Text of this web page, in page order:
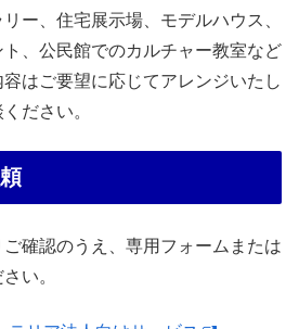
ー、住宅展示場、モデルハウス、
、公民館でのカルチャー教室など
はご要望に応じてアレンジいたし
ださい。
確認のうえ、専用フォームまたは
い。